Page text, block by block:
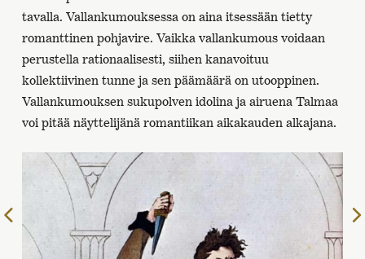
tavalla. Vallankumouksessa on aina itsessään tietty
romanttinen pohjavire. Vaikka vallankumous voidaan
perustella rationaalisesti, siihen kanavoituu
kollektiivinen tunne ja sen päämäärä on utooppinen.
Vallankumouksen sukupolven idolina ja airuena Talmaa
voi pitää näyttelijänä romantiikan aikakauden alkajana.
Edelliselle
sivulle